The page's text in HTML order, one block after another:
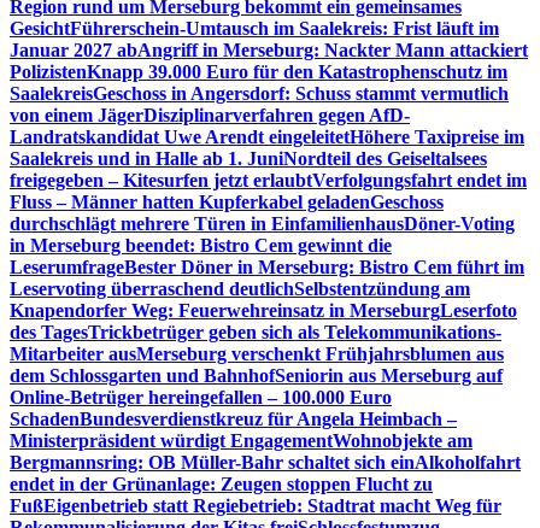
Region rund um Merseburg bekommt ein gemeinsames
GesichtFührerschein-Umtausch im Saalekreis: Frist läuft im
Januar 2027 abAngriff in Merseburg: Nackter Mann attackiert
PolizistenKnapp 39.000 Euro für den Katastrophenschutz im
SaalekreisGeschoss in Angersdorf: Schuss stammt vermutlich
von einem JägerDisziplinarverfahren gegen AfD-
Landratskandidat Uwe Arendt eingeleitetHöhere Taxipreise im
Saalekreis und in Halle ab 1. JuniNordteil des Geiseltalsees
freigegeben – Kitesurfen jetzt erlaubtVerfolgungsfahrt endet im
Fluss – Männer hatten Kupferkabel geladenGeschoss
durchschlägt mehrere Türen in EinfamilienhausDöner-Voting
in Merseburg beendet: Bistro Cem gewinnt die
LeserumfrageBester Döner in Merseburg: Bistro Cem führt im
Leservoting überraschend deutlichSelbstentzündung am
Knapendorfer Weg: Feuerwehreinsatz in MerseburgLeserfoto
des TagesTrickbetrüger geben sich als Telekommunikations-
Mitarbeiter ausMerseburg verschenkt Frühjahrsblumen aus
dem Schlossgarten und BahnhofSeniorin aus Merseburg auf
Online-Betrüger hereingefallen – 100.000 Euro
SchadenBundesverdienstkreuz für Angela Heimbach –
Ministerpräsident würdigt EngagementWohnobjekte am
Bergmannsring: OB Müller-Bahr schaltet sich einAlkoholfahrt
endet in der Grünanlage: Zeugen stoppen Flucht zu
FußEigenbetrieb statt Regiebetrieb: Stadtrat macht Weg für